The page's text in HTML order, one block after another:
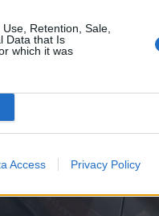
Retention, Sale,
Data that Is
which it was
Access Privacy Policy